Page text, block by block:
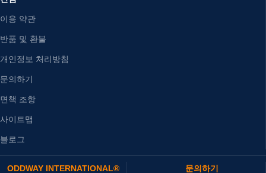
이용 약관
반품 및 환불
개인정보 처리방침
문의하기
면책 조항
사이트맵
블로그
ODDWAY INTERNATIONAL® 문의하기